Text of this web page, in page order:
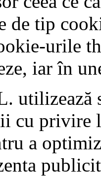
de tip
urile
iar în
utilizează
cu privire
a